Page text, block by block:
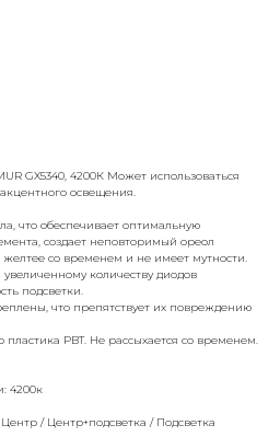
GX5340, 4200К Может использоваться
освещения.
что обеспечивает оптимальную
создает неповторимый ореол
со временем и не имеет мутности.
количеству диодов
подсветки.
что препятствует их повреждению
пластика PBT. Не рассыхается со временем.
4200к
/ Центр+подсветка / Подсветка